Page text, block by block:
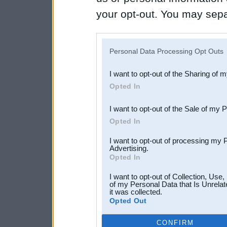
your opt-out. You may
Downstream Participants
third parties.
Personal Data Processing Opt Outs
I want to opt-out of the Sharing of
Opted In
I want to opt-out of the Sale of my
Opted In
I want to opt-out of processing my
Advertising.
Opted In
I want to opt-out of Collection,
of my Personal Data that Is
it was collected.
Opted Out
CONFIRM